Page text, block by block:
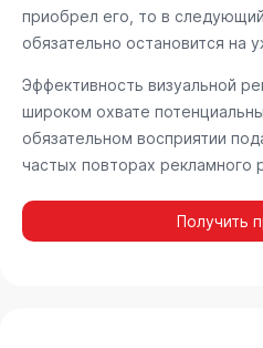
приобрел его, то в
обязательно остановится на
Эффективность визуальной
широком охвате
обязательном восприятии
частых повторах рекламного
Получить